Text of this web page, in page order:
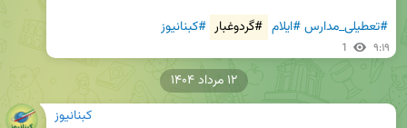
#تعطیلی_مدارس#ایلام #گردوغبار #کبنانیوز
1 ۹:۱۹
کبنانیوز
۱۲ مرداد ۱۴۰۴